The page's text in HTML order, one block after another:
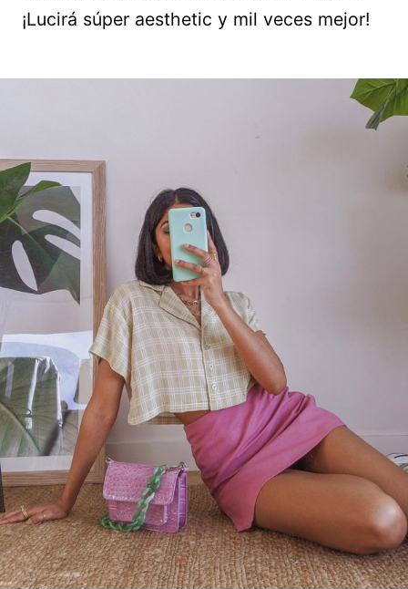
¡Lucirá súper aesthetic y mil veces mejor!